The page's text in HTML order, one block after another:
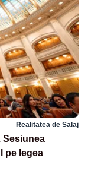
Realitatea de Salaj
Sesiunea
pe legea